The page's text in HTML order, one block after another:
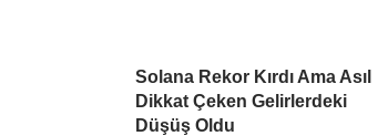
Solana Rekor Kırdı Ama Asıl
Dikkat Çeken Gelirlerdeki
Düşüş Oldu